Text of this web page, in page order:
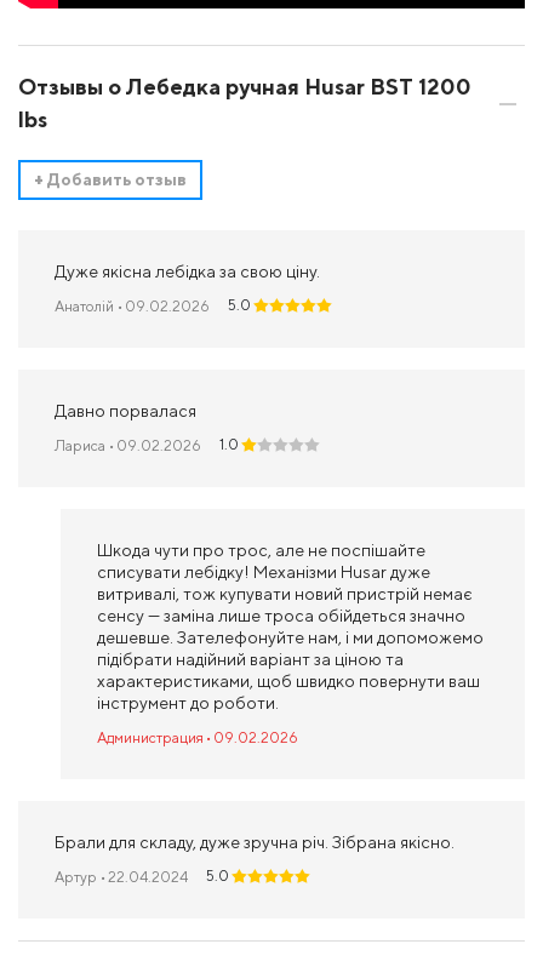
Отзывы о Лебедка ручная Husar BST 1200
lbs
+ Добавить отзыв
Дуже якісна лебідка за свою ціну.
Анатолій • 09.02.2026 5.0
Давно порвалася
Лариса • 09.02.2026 1.0
Шкода чути про трос, але не поспішайте
списувати лебідку! Механізми Husar дуже
витривалі, тож купувати новий пристрій немає
сенсу — заміна лише троса обійдеться значно
дешевше. Зателефонуйте нам, і ми допоможемо
підібрати надійний варіант за ціною та
характеристиками, щоб швидко повернути ваш
інструмент до роботи.
Администрация • 09.02.2026
Брали для складу, дуже зручна річ. Зібрана якісно.
Артур • 22.04.2024 5.0